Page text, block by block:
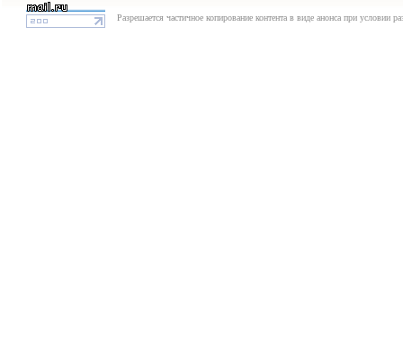
Разрешается частичное копирование контента в виде анонса при условии